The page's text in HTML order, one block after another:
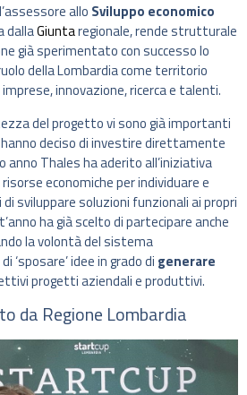
allo Sviluppo economico
dallaGiuntaregionale, rende strutturale
già sperimentato con successo lo
della Lombardia come territorio
innovazione, ricerca e talenti.
del progetto vi sono già importanti
deciso di investire direttamente
anno Thales ha aderito all’iniziativa
economiche per individuare e
sviluppare soluzioni funzionali ai propri
ha già scelto di partecipare anche
la volontà del sistema
‘sposare’ idee in grado di generare
progetti aziendali e produttivi.
da Regione Lombardia